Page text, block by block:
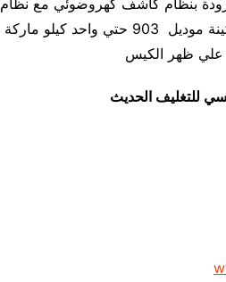
مزودة بنظام كاشف كهروضوئي مع نظام
السرعة المتغيرة ( ستيب ليس ) , كما ان اللحام التي تقوم بة هذة الماكينة موديل 903 حتي واحد كيلو ماركة
علي ظهر الكيس
للتغليف الحديث